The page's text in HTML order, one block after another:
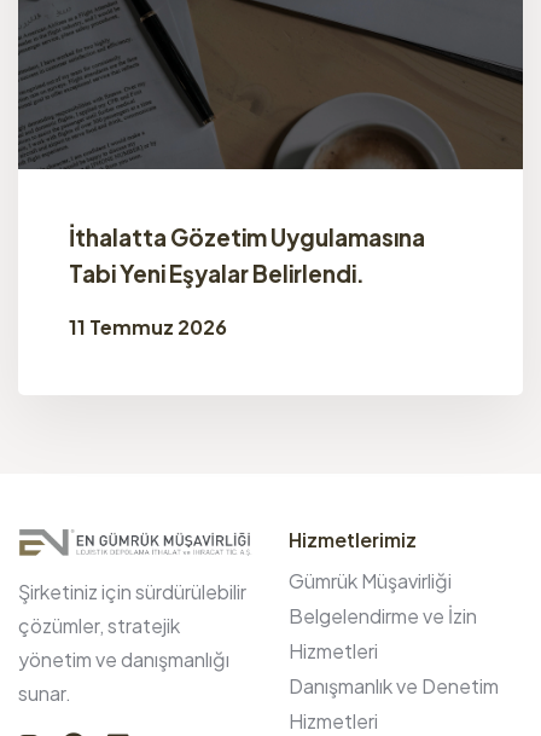
İthalatta Gözetim Uygulamasına
Tabi Yeni Eşyalar Belirlendi.
11 Temmuz 2026
Şirketiniz için sürdürülebilir
çözümler, stratejik
yönetim ve danışmanlığı
sunar.
Hizmetlerimiz
Gümrük Müşavirliği
Belgelendirme ve İzin
Hizmetleri
Danışmanlık ve Denetim
Hizmetleri